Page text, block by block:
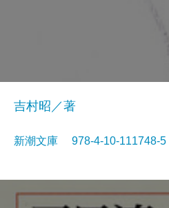
吉村昭／著
新潮文庫 978-4-10-